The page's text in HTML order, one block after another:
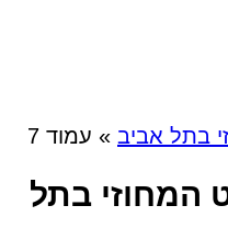
בתל אביב » עמוד 7
המחוזי בתל